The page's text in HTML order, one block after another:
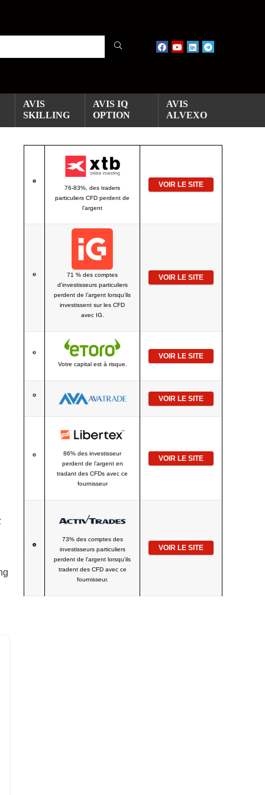
AVIS
SKILLING
AVIS IQ
OPTION
AVIS
ALVEXO
76-83%, des traders
particuliers CFD perdent de
l’argent
VOIR LE SITE
71 % des comptes
d’investisseurs particuliers
perdent de l’argent lorsqu’ils
investissent sur les CFD
avec IG.
VOIR LE SITE
Votre capital est à risque.
VOIR LE SITE
VOIR LE SITE
86% des investisseur
perdent de l’argent en
tradant des CFDs avec ce
fournisseur
VOIR LE SITE
73% des comptes des
investisseurs particuliers
perdent de l'argent lorsqu'ils
tradent des CFD avec ce
fournisseur.
VOIR LE SITE